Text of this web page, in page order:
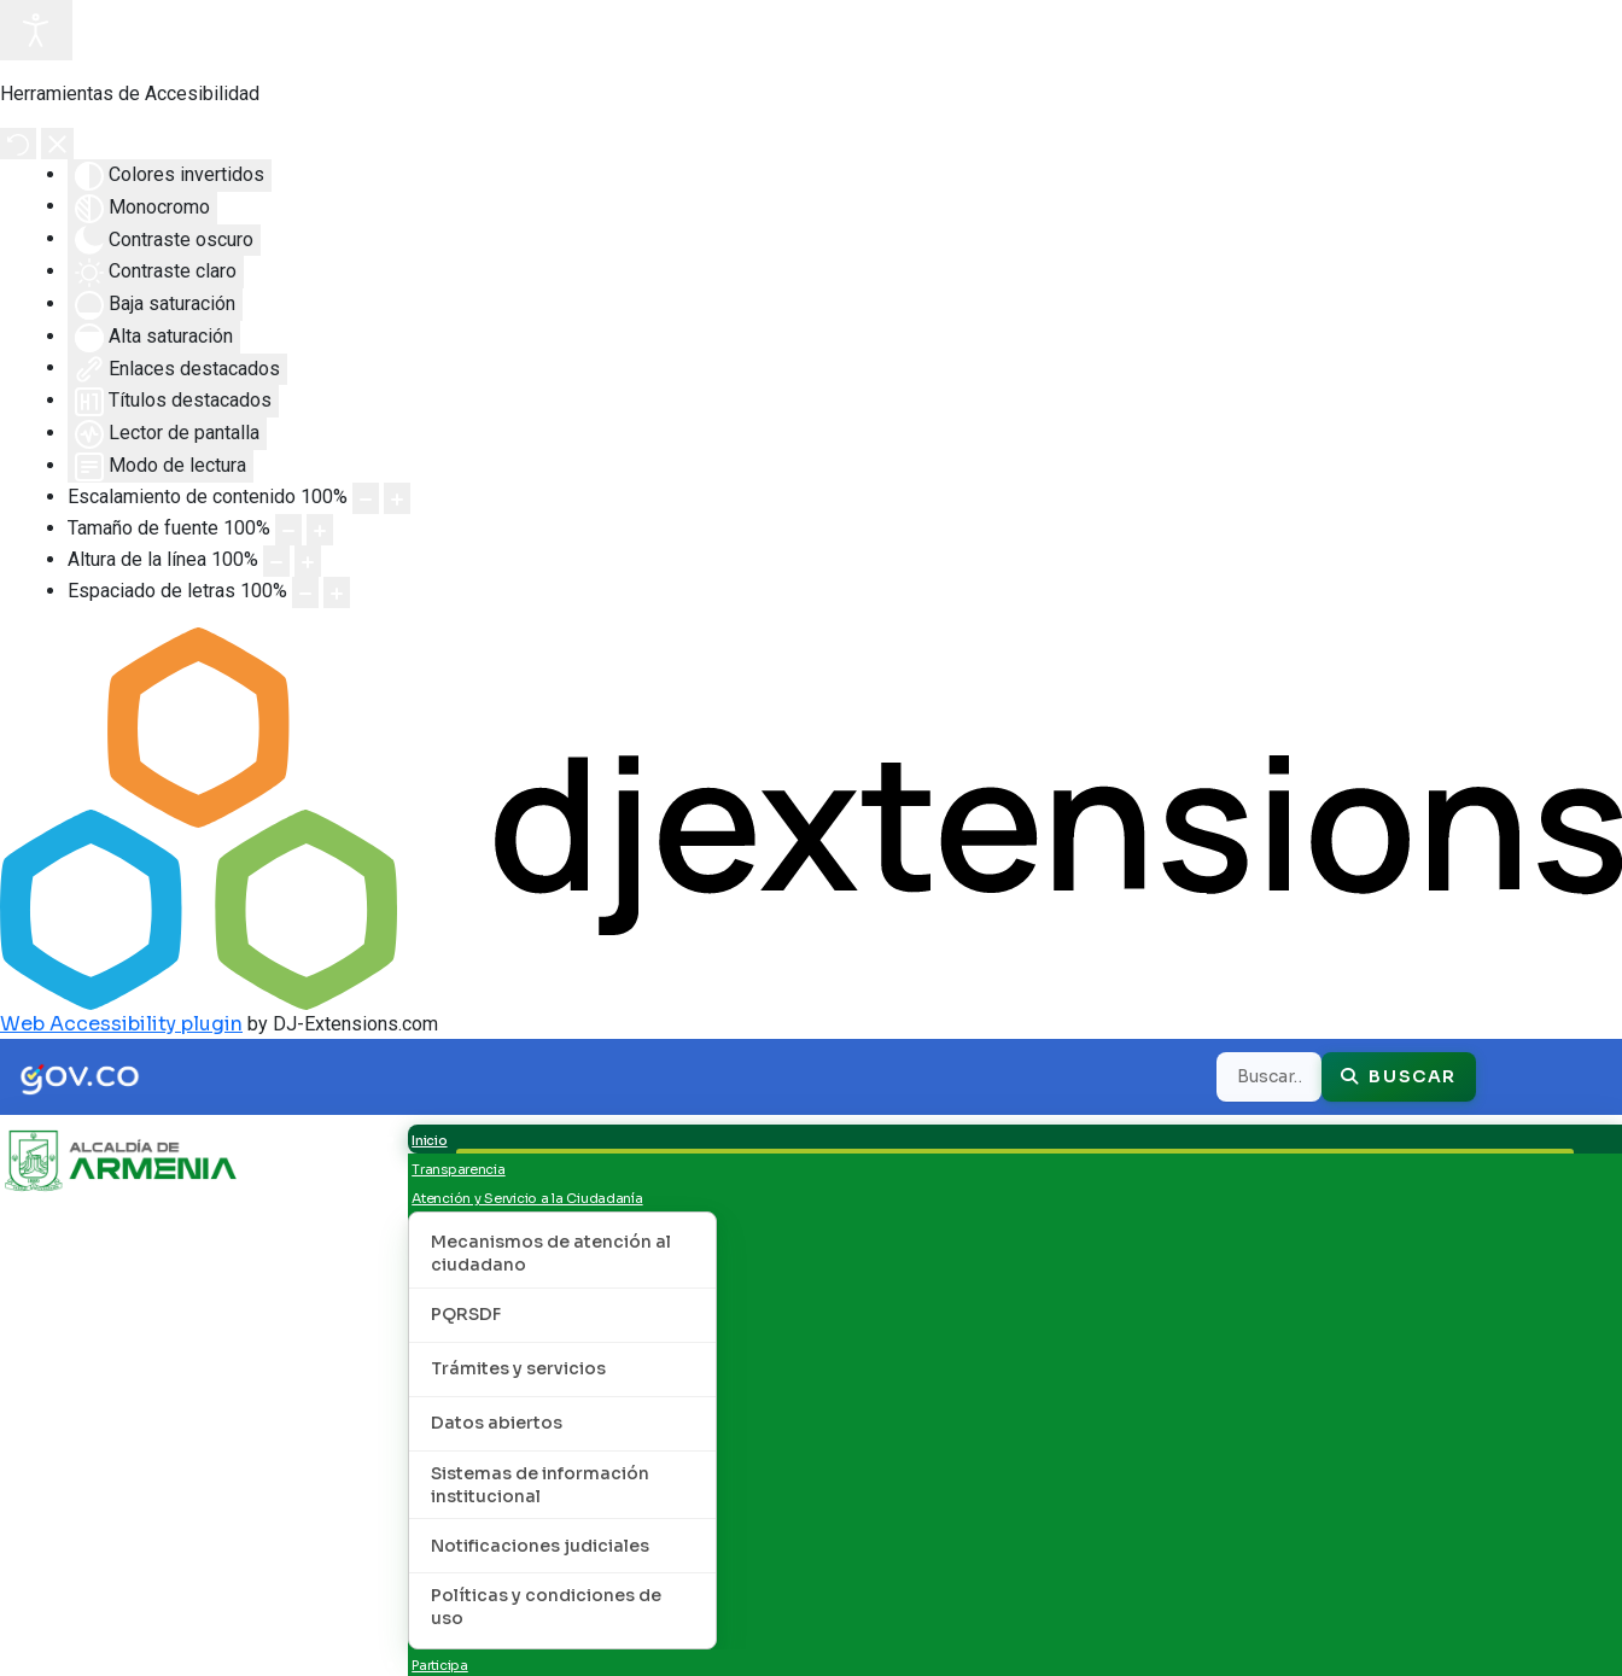
Herramientas de Accesibilidad
Colores invertidos
Monocromo
Contraste oscuro
Contraste claro
Baja saturación
Alta saturación
Enlaces destacados
Títulos destacados
Lector de pantalla
Modo de lectura
Escalamiento de contenido 100%
Tamaño de fuente 100%
Altura de la línea 100%
Espaciado de letras 100%
Web Accessibility plugin by DJ-Extensions.com
Buscar BUSCAR
Inicio
Transparencia
Atención y Servicio a la Ciudadanía
Mecanismos de atención al
ciudadano
PQRSDF
Trámites y servicios
Datos abiertos
Sistemas de información
institucional
Notificaciones judiciales
Políticas y condiciones de
uso
Participa